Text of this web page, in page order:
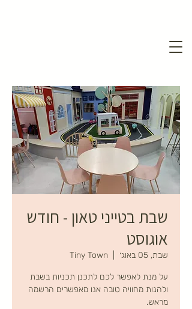
שבת בטייני טאון - חודש
אוגוסט
שבת, 05 באוג׳ Tiny Town
על מנת לאפשר לכם לתכנן תכניות בשבת
ולהנות מחוויה טובה אנו מאפשרים הרשמה